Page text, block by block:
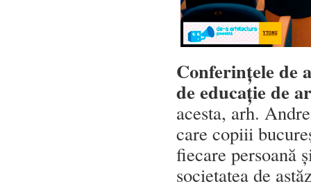
Conferințele de
de educație de
acesta, arh.
care copiii
fiecare persoană
societatea de